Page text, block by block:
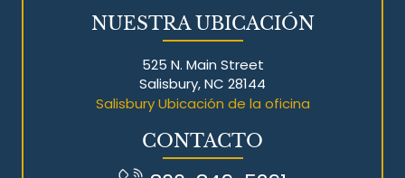
NUESTRA UBICACIÓN
525 N. Main Street
Salisbury, NC 28144
Salisbury Ubicación de la oficina
CONTACTO